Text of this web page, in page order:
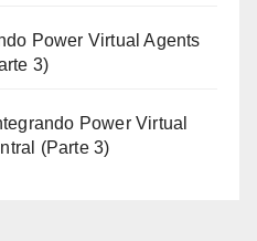
Power Virtual Agents
3)
Power Virtual
(Parte 3)